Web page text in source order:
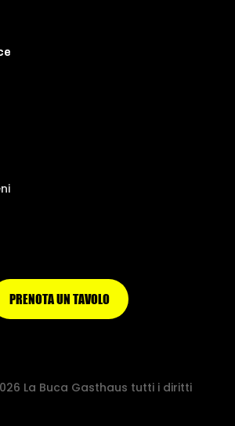
PRENOTA UN TAVOLO
La Buca Gasthaus tutti i diritti